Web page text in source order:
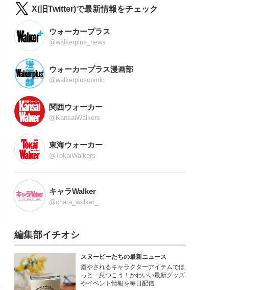
X(旧Twitter)で最新情報をチェック
ウォーカープラス
@walkerplus_news
ウォーカープラス漫画部
@walkerpluscomic
関西ウォーカー
@KansaiWalkers
東海ウォーカー
@TokaiWalkers
キャラWalker
@chara_walker_
編集部イチオシ
スヌーピーたちの最新ニュース
癒やされるキャラクターアイテムでほ
っと一息つこう！かわいい最新グッズ
やイベント情報を毎日配信